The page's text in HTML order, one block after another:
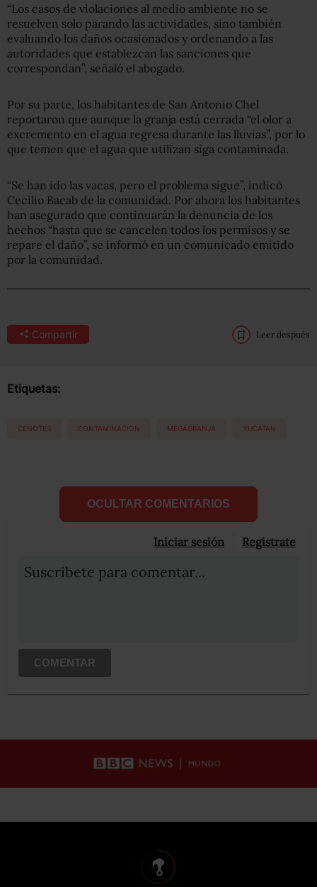
“Los casos de violaciones al medio ambiente no se
resuelven solo parando las actividades, sino también
evaluando los daños ocasionados y ordenando a las
autoridades que establezcan las sanciones que
correspondan”, señaló el abogado.
Por su parte, los habitantes de San Antonio Chel
reportaron que aunque la granja está cerrada “el olor a
excremento en el agua regresa durante las lluvias”, por lo
que temen que el agua que utilizan siga contaminada.
“Se han ido las vacas, pero el problema sigue”, indicó
Cecilio Bacab de la comunidad. Por ahora los habitantes
han asegurado que continuarán la denuncia de los
hechos “hasta que se cancelen todos los permisos y se
repare el daño”, se informó en un comunicado emitido
por la comunidad.
Compartir Leer después
Etiquetas:
CENOTES CONTAMINACION MEGAGRANJA YUCATAN
OCULTAR COMENTARIOS
Iniciar sesión Registrate
Suscribete para comentar...
COMENTAR